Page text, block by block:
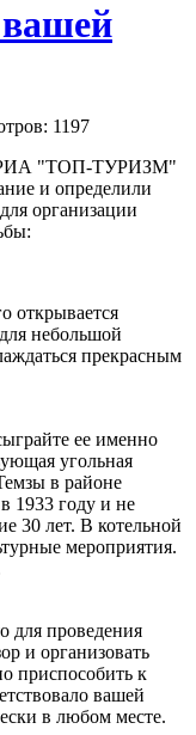
1197
РИА "ТОП-ТУРИЗМ"
и определили
организации
открывается
небольшой
прекрасным
ее именно
угольная
в районе
1933 году и не
30 лет. В котельной
мероприятия.
для проведения
и организовать
приспособить к
вашей
в любом месте.